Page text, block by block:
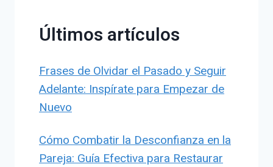
Últimos artículos
Frases de Olvidar el Pasado y Seguir
Adelante: Inspírate para Empezar de
Nuevo
Cómo Combatir la Desconfianza en la
Pareja: Guía Efectiva para Restaurar